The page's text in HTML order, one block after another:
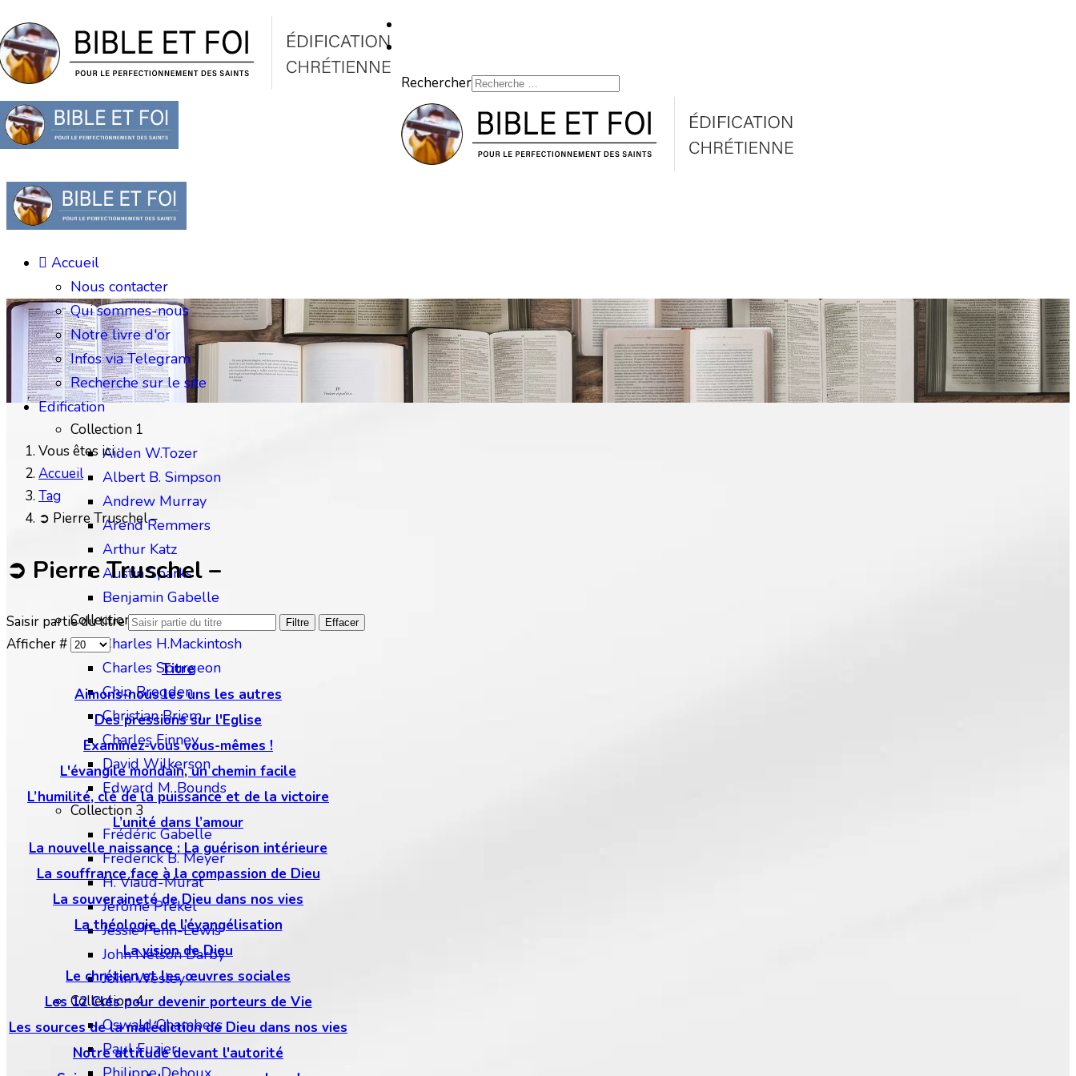
Rechercher
Accueil
Nous contacter
Qui sommes-nous
Notre livre d'or
Infos via Telegram
Recherche sur le site
Edification
Collection 1
Aiden W.Tozer
Albert B. Simpson
Andrew Murray
Arend Remmers
Arthur Katz
Austin Sparks
Benjamin Gabelle
Collection 2
Charles H.Mackintosh
Charles Spurgeon
Chip Brogden
Christian Briem
Charles Finney
David Wilkerson
Edward M. Bounds
Collection 3
Frédéric Gabelle
Frederick B. Meyer
H. Viaud-Murat
Jérôme Prékel
Jessie Penn-Lewis
John Nelson Darby
John Wesley
Collection 4
Oswald Chambers
Paul Fuzier
Vous êtes ici :
Accueil
Tag
➲ Pierre Truschel –
➲ Pierre Truschel –
Saisir partie du titre Filtre Effacer
Afficher #
Titre
Aimons-nous les uns les autres
Des pressions sur l'Eglise
Examinez-vous vous-mêmes !
L'évangile mondain, un chemin facile
L’humilité, clé de la puissance et de la victoire
L’unité dans l’amour
La nouvelle naissance : La guérison intérieure
La souffrance face à la compassion de Dieu
La souveraineté de Dieu dans nos vies
La théologie de l’évangélisation
La vision de Dieu
Le chrétien et les œuvres sociales
Les 12 Clés pour devenir porteurs de Vie
Les sources de la malédiction de Dieu dans nos vies
Notre attitude devant l'autorité